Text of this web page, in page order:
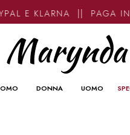
KLARNA || PAGA IN 3
DONNA UOMO